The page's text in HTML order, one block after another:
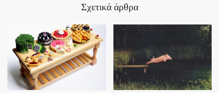
Σχετικά άρθρα